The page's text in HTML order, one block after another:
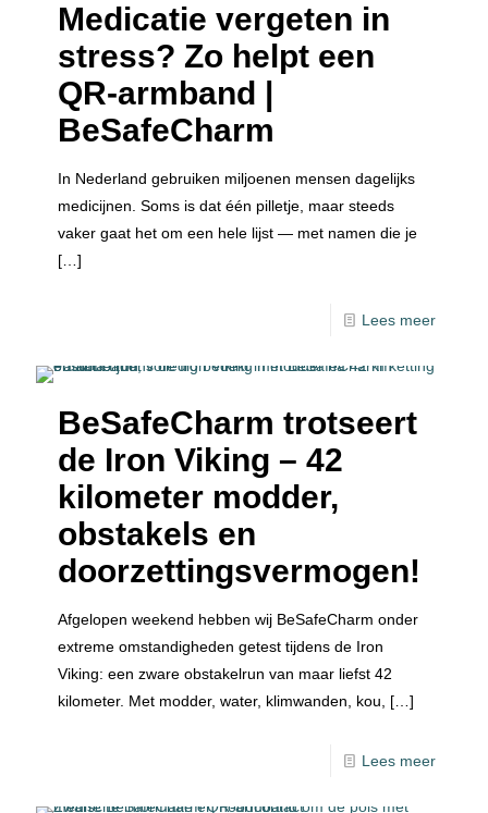
Medicatie vergeten in
stress? Zo helpt een
QR-armband |
BeSafeCharm
In Nederland gebruiken miljoenen mensen dagelijks
medicijnen. Soms is dat één pilletje, maar steeds
vaker gaat het om een hele lijst — met namen die je
[…]
Lees meer
BeSafeCharm trotseert
de Iron Viking – 42
kilometer modder,
obstakels en
doorzettingsvermogen!
Afgelopen weekend hebben wij BeSafeCharm onder
extreme omstandigheden getest tijdens de Iron
Viking: een zware obstakelrun van maar liefst 42
kilometer. Met modder, water, klimwanden, kou,
[…]
Lees meer